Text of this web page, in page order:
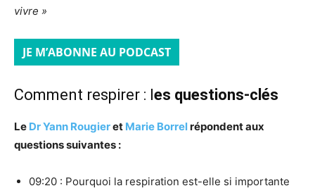
vivre »
JE M’ABONNE AU PODCAST
Comment respirer : les questions-clés
Le Dr Yann Rougieret Marie Borrelrépondent aux
questions suivantes :
09:20 : Pourquoi la respiration est-elle si importante